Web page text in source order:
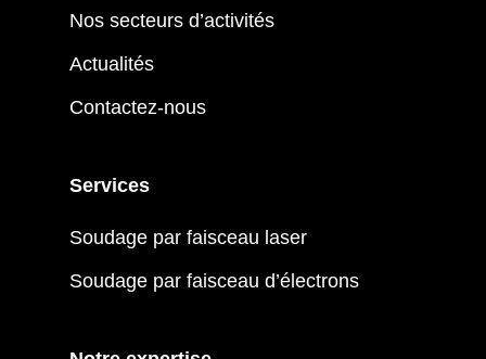
Nos secteurs d’activités
Actualités
Contactez-nous
Services
Soudage par faisceau laser
Soudage par faisceau d’électrons